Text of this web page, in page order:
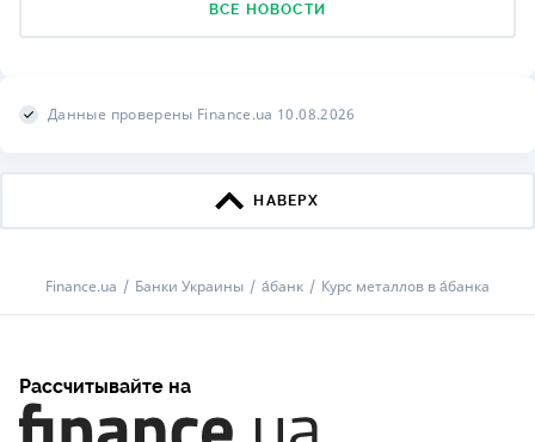
ВСЕ НОВОСТИ
Данные проверены Finance.ua 10.08.2026
НАВЕРХ
Finance.ua Банки Украины а́банк Курс металлов в а́банка
Рассчитывайте на